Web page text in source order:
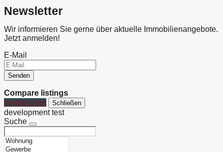
Newsletter
Wir informieren Sie gerne über aktuelle Immobilienangebote.
Jetzt anmelden!
E-Mail
Senden
Compare listings
Vergleichen
Schließen
development test
Suche